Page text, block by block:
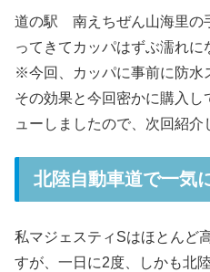
道の駅 南えちぜん山海里の
ってきてカッパはずぶ濡れに
※今回、カッパに事前に防水
その効果と今回密かに購入
ューしましたので、次回紹介
北陸自動車道で一気
私マジェスティSはほとんど
すが、一日に2度、しかも北